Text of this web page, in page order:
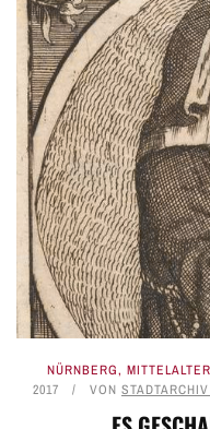
NÜRNBERG, MITTELALTER
2017
VON